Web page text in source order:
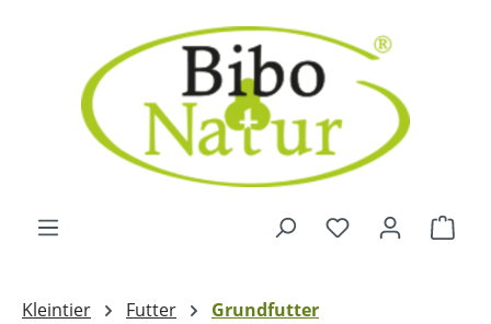
Zum Hauptinhalt springen
Kleintier Futter Grundfutter